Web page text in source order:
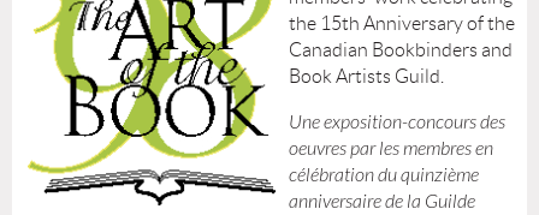
the 15th Anniversary of the
Canadian Bookbinders and
Book Artists Guild.
Une exposition-concours des
oeuvres par les membresen
célébration du quinzième
anniversaire de la Guilde